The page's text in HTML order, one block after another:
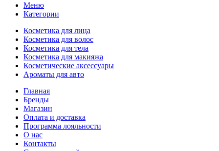
Меню
Категории
Косметика для лица
Косметика для волос
Косметика для тела
Косметика для макияжа
Косметические аксессуары
Ароматы для авто
Главная
Бренды
Магазин
Оплата и доставка
Программа лояльности
О нас
Контакты